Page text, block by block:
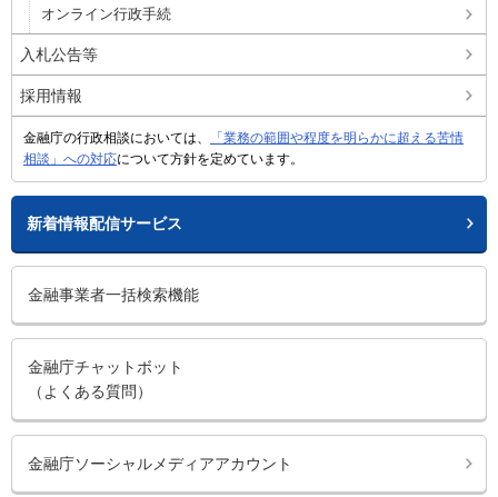
オンライン行政手続
入札公告等
採用情報
金融庁の行政相談においては、
「業務の範囲や程度を明らかに超える苦情
相談」への対応について方針を定めています。
新着情報配信サービス
金融事業者一括検索機能
金融庁チャットボット
（よくある質問）
金融庁ソーシャルメディアアカウント